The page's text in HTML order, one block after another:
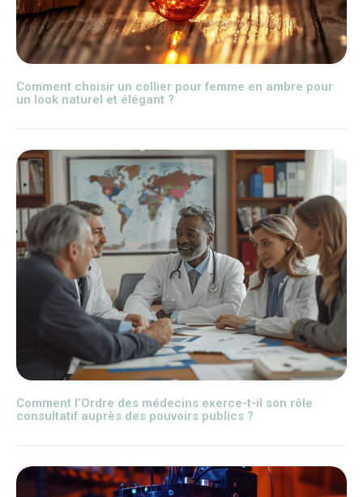
Comment choisir un collier pour femme en ambre pour
un look naturel et élégant ?
Comment l’Ordre des médecins exerce-t-il son rôle
consultatif auprès des pouvoirs publics ?